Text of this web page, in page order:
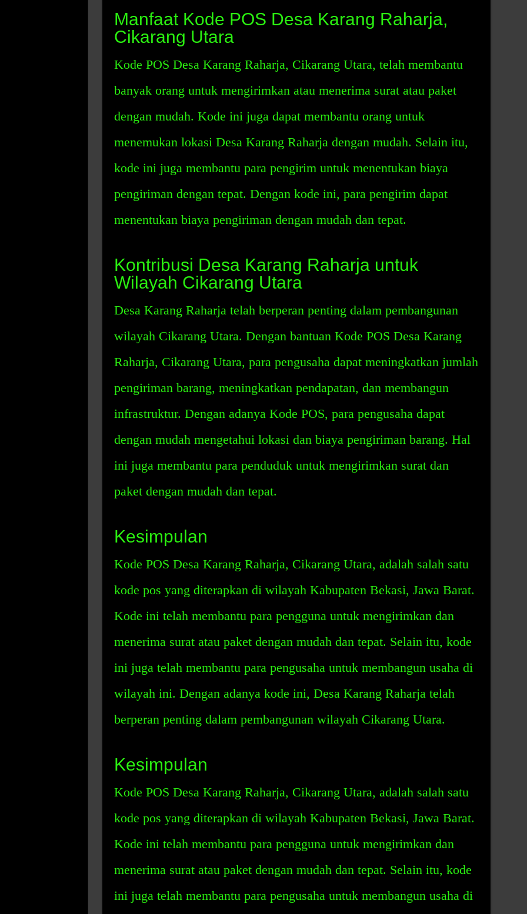
Manfaat Kode POS Desa Karang Raharja,
Cikarang Utara
Kode POS Desa Karang Raharja, Cikarang Utara, telah membantu
banyak orang untuk mengirimkan atau menerima surat atau paket
dengan mudah. Kode ini juga dapat membantu orang untuk
menemukan lokasi Desa Karang Raharja dengan mudah. Selain itu,
kode ini juga membantu para pengirim untuk menentukan biaya
pengiriman dengan tepat. Dengan kode ini, para pengirim dapat
menentukan biaya pengiriman dengan mudah dan tepat.
Kontribusi Desa Karang Raharja untuk
Wilayah Cikarang Utara
Desa Karang Raharja telah berperan penting dalam pembangunan
wilayah Cikarang Utara. Dengan bantuan Kode POS Desa Karang
Raharja, Cikarang Utara, para pengusaha dapat meningkatkan jumlah
pengiriman barang, meningkatkan pendapatan, dan membangun
infrastruktur. Dengan adanya Kode POS, para pengusaha dapat
dengan mudah mengetahui lokasi dan biaya pengiriman barang. Hal
ini juga membantu para penduduk untuk mengirimkan surat dan
paket dengan mudah dan tepat.
Kesimpulan
Kode POS Desa Karang Raharja, Cikarang Utara, adalah salah satu
kode pos yang diterapkan di wilayah Kabupaten Bekasi, Jawa Barat.
Kode ini telah membantu para pengguna untuk mengirimkan dan
menerima surat atau paket dengan mudah dan tepat. Selain itu, kode
ini juga telah membantu para pengusaha untuk membangun usaha di
wilayah ini. Dengan adanya kode ini, Desa Karang Raharja telah
berperan penting dalam pembangunan wilayah Cikarang Utara.
Kesimpulan
Kode POS Desa Karang Raharja, Cikarang Utara, adalah salah satu
kode pos yang diterapkan di wilayah Kabupaten Bekasi, Jawa Barat.
Kode ini telah membantu para pengguna untuk mengirimkan dan
menerima surat atau paket dengan mudah dan tepat. Selain itu, kode
ini juga telah membantu para pengusaha untuk membangun usaha di